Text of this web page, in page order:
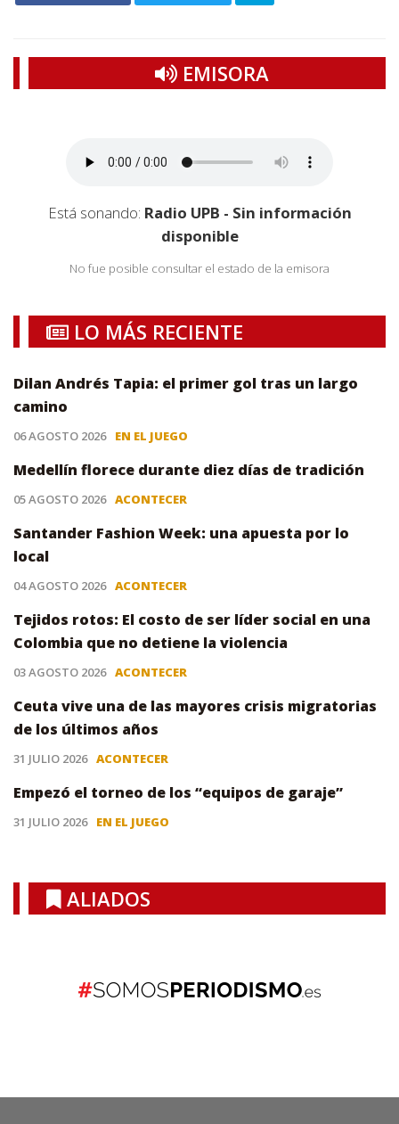
EMISORA
Está sonando: Radio UPB - Sin información
disponible
No fue posible consultar el estado de la emisora
LO MÁS RECIENTE
Dilan Andrés Tapia: el primer gol tras un largo
camino
06 AGOSTO 2026 EN EL JUEGO
Medellín florece durante diez días de tradición
05 AGOSTO 2026 ACONTECER
Santander Fashion Week: una apuesta por lo
local
04 AGOSTO 2026 ACONTECER
Tejidos rotos: El costo de ser líder social en una
Colombia que no detiene la violencia
03 AGOSTO 2026 ACONTECER
Ceuta vive una de las mayores crisis migratorias
de los últimos años
31 JULIO 2026 ACONTECER
Empezó el torneo de los “equipos de garaje”
31 JULIO 2026 EN EL JUEGO
ALIADOS